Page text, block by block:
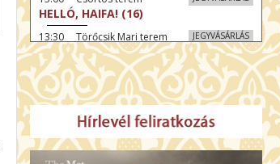
HELLÓ, HAIFA! (16)
JEGYVÁSÁRLÁS
13:30 Törőcsik Mari terem
A KEGYELEM (16)
JEGYVÁSÁRLÁS
13:30 Díszterem
MAGYAR MENYEGZŐ (12)
14:30 Fábri terem
MESSZI ÉSZAK (12)
JEGYVÁSÁRLÁS
15:00 Csortos terem